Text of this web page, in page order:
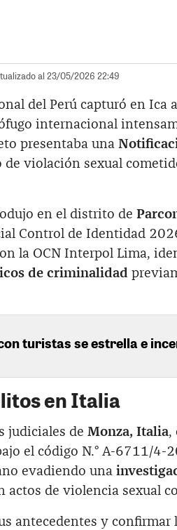
al 23/05/2026 22:49
del Perú capturó en Ica a
internacional
presentaba una
violación sexual
en el distrito de
Control de Identidad
la OCN Interpol Lima,
de criminalidad
turistas se estrella e
en Italia
judiciales de Monza, Italia,
el código N.° A-6711/4-
evadiendo una
actos de violencia sexual
antecedentes y